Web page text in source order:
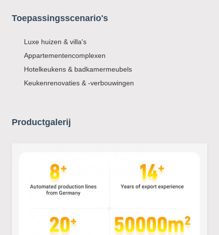
Toepassingsscenario's
Luxe huizen & villa's
Appartementencomplexen
Hotelkeukens & badkamermeubels
Keukenrenovaties & -verbouwingen
Productgalerij